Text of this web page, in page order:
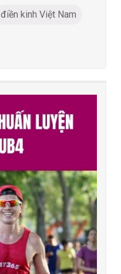
điền kinh Việt Nam